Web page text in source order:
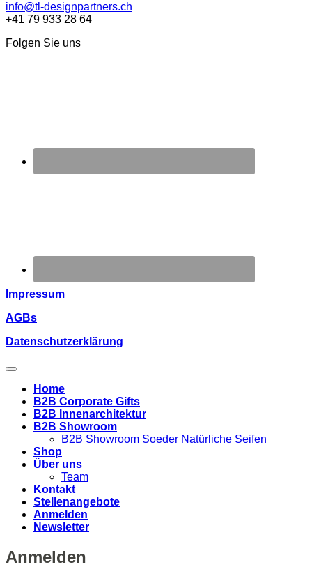
info@tl-designpartners.ch
+41 79 933 28 64
Folgen Sie uns
Impressum
AGBs
Datenschutzerklärung
Home
B2B Corporate Gifts
B2B Innenarchitektur
B2B Showroom
B2B Showroom Soeder Natürliche Seifen
Shop
Über uns
Team
Kontakt
Stellenangebote
Anmelden
Newsletter
Anmelden